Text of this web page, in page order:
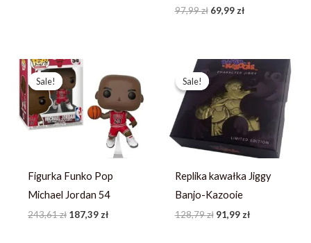
97,99zł 69,99 zł
Sale!
Sale!
Figurka Funko Pop
Michael Jordan 54
243,61zł
Pierwotna
cena
wynosiła:
243,61 zł.
187,39 zł
cena
wynosi:
187,39 zł.
Sale!
Sale!
Replika kawałka Jiggy
Banjo-Kazooie
128,79zł
Pierwotna
cena
wynosiła:
128,79 zł.
91,99 zł
Aktualna
cena
wynosi:
91,99 zł.